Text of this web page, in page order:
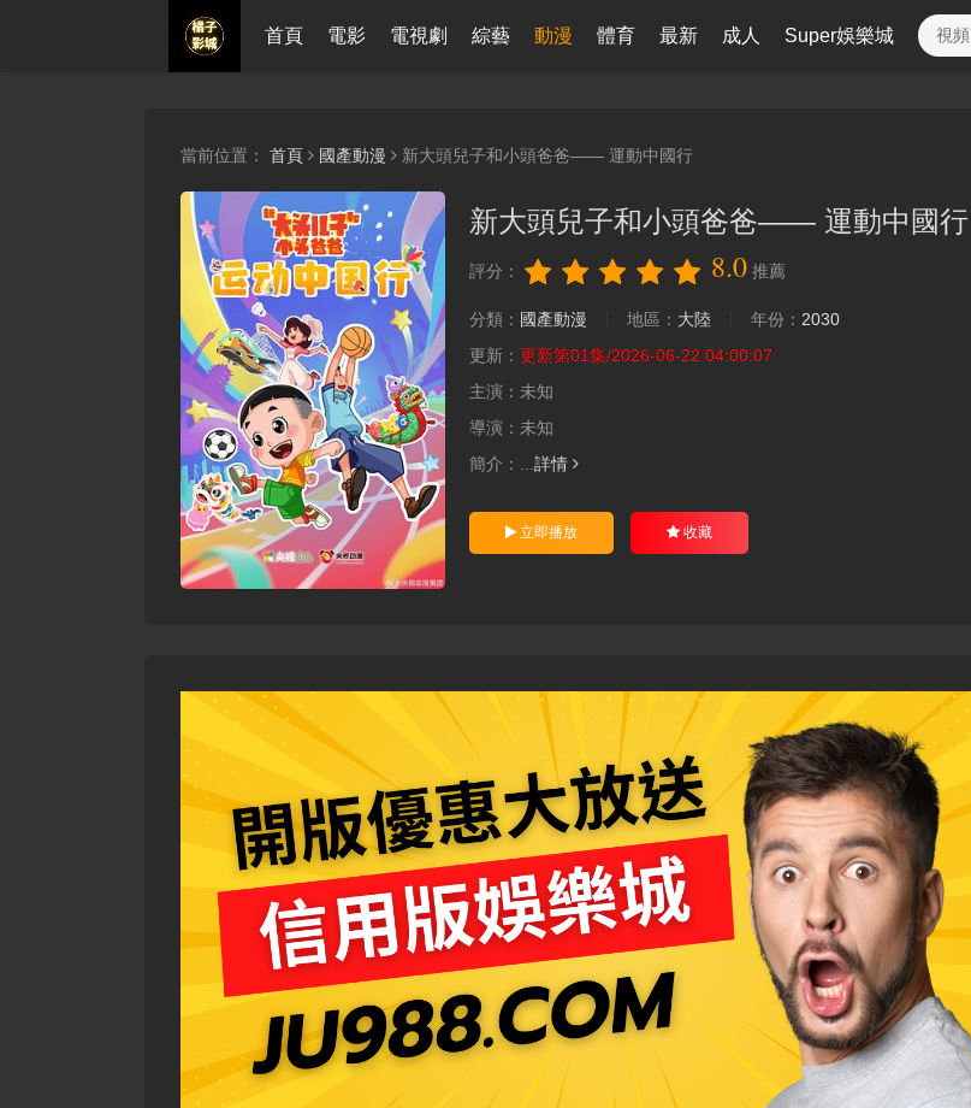
首頁 電影 電視劇 綜藝 動漫 體育 最新 成人 Super娛樂城 視頻
當前位置： 首頁 國產動漫 新大頭兒子和小頭爸爸—— 運動中國行
新大頭兒子和小頭爸爸—— 運動中國行
評分： 8.0 推薦
分類： 國產動漫 地區： 大陸 年份： 2030
更新： 更新第01集/2026-06-22 04:00:07
主演： 未知
導演： 未知
簡介：
詳情
立即播放 收藏